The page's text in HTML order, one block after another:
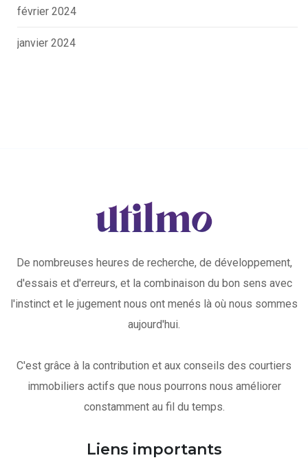
février 2024
janvier 2024
De nombreuses heures de recherche, de développement,
d'essais et d'erreurs, et la combinaison du bon sens avec
l'instinct et le jugement nous ont menés là où nous sommes
aujourd'hui.
C'est grâce à la contribution et aux conseils des courtiers
immobiliers actifs que nous pourrons nous améliorer
constamment au fil du temps.
Liens importants